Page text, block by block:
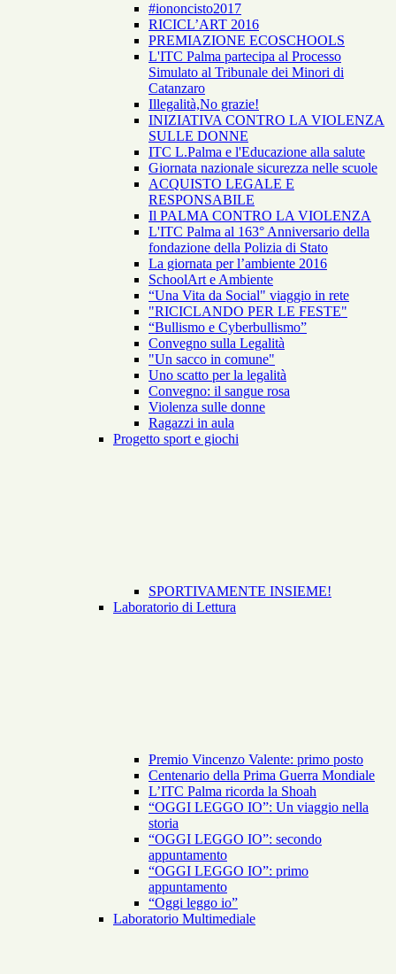
#iononcisto2017
RICICL’ART 2016
PREMIAZIONE ECOSCHOOLS
L'ITC Palma partecipa al Processo
Simulato al Tribunale dei Minori di
Catanzaro
Illegalità,No grazie!
INIZIATIVA CONTRO LA VIOLENZA
SULLE DONNE
ITC L.Palma e l'Educazione alla salute
Giornata nazionale sicurezza nelle scuole
ACQUISTO LEGALE E
RESPONSABILE
Il PALMA CONTRO LA VIOLENZA
L'ITC Palma al 163° Anniversario della
fondazione della Polizia di Stato
La giornata per l’ambiente 2016
SchoolArt e Ambiente
“Una Vita da Social" viaggio in rete
"RICICLANDO PER LE FESTE"
“Bullismo e Cyberbullismo”
Convegno sulla Legalità
"Un sacco in comune"
Uno scatto per la legalità
Convegno: il sangue rosa
Violenza sulle donne
Ragazzi in aula
Progetto sport e giochi
SPORTIVAMENTE INSIEME!
Laboratorio di Lettura
Premio Vincenzo Valente: primo posto
Centenario della Prima Guerra Mondiale
L’ITC Palma ricorda la Shoah
“OGGI LEGGO IO”: Un viaggio nella
storia
“OGGI LEGGO IO”: secondo
appuntamento
“OGGI LEGGO IO”: primo
appuntamento
“Oggi leggo io”
Laboratorio Multimediale